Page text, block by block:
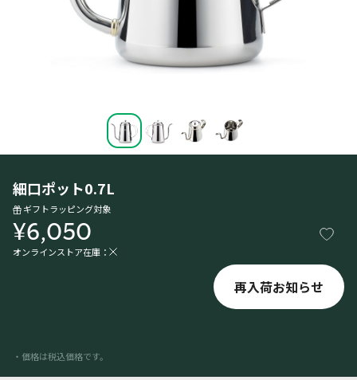
細口ポット0.7L
ギフトラッピング対象
¥6,050
オンラインストア在庫：
再入荷お知らせ
・価格は税込価格です。